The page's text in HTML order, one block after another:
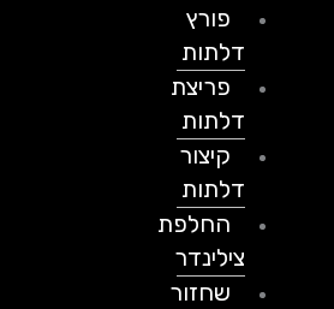
פורץ
דלתות
פריצת
דלתות
קיצור
דלתות
החלפת
צילינדר
שחזור